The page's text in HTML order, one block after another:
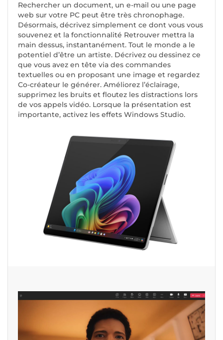
Rechercher un document, un e-mail ou une page
web sur votre PC peut être très chronophage.
Désormais, décrivez simplement ce dont vous vous
souvenez et la fonctionnalité Retrouver mettra la
main dessus, instantanément. Tout le monde a le
potentiel d’être un artiste. Décrivez ou dessinez ce
que vous avez en tête via des commandes
textuelles ou en proposant une image et regardez
Co-créateur le générer. Améliorez l’éclairage,
supprimez les bruits et floutez les distractions lors
de vos appels vidéo. Lorsque la présentation est
importante, activez les effets Windows Studio.